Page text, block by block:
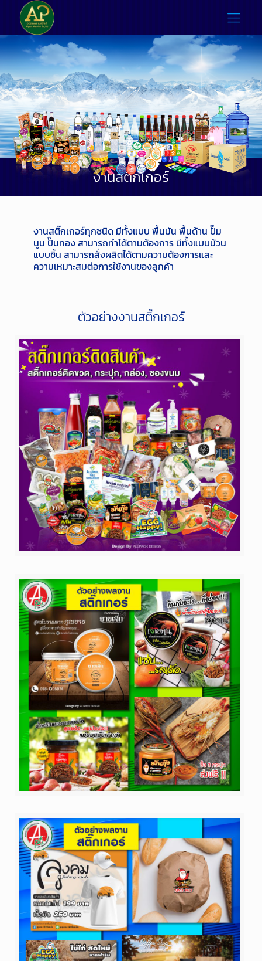
งานสติ๊กเกอร์
งานสติ๊กเกอร์ทุกชนิด มีทั้งแบบ พื้นมัน พื้นด้าน ปั๊ม
นูน ปั๊มทอง สามารถทำได้ตามต้องการ มีทั้งแบบม้วน
แบบชิ้น สามารถสั่งผลิตได้ตามความต้องการและ
ความเหมาะสมต่อการใช้งานของลูกค้า
ตัวอย่างงานสติ๊กเกอร์